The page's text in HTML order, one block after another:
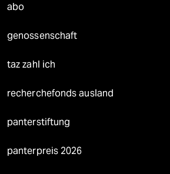
abo
genossenschaft
taz zahl ich
recherchefonds ausland
panterstiftung
panterpreis 2026